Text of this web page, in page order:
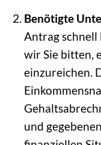
Benötigte
Antrag schnell
wir Sie bitten,
einzureichen.
und